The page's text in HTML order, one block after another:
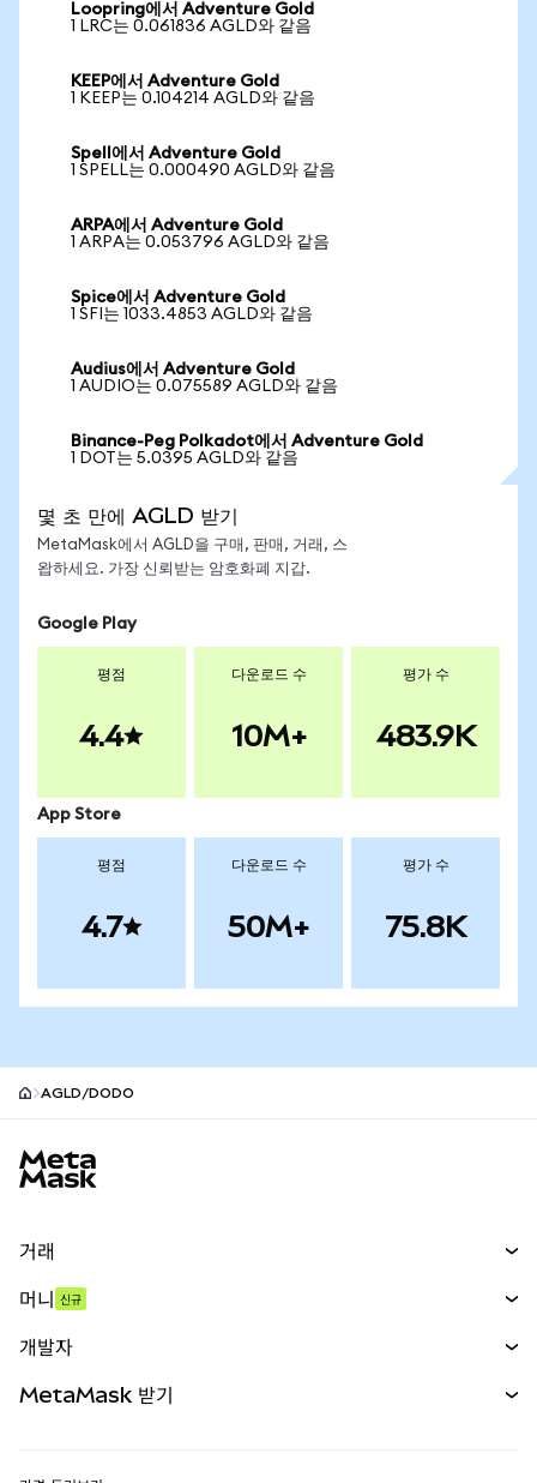
Loopring에서 Adventure Gold
1 LRC는 0.061836 AGLD와 같음
KEEP에서 Adventure Gold
1 KEEP는 0.104214 AGLD와 같음
Spell에서 Adventure Gold
1 SPELL는 0.000490 AGLD와 같음
ARPA에서 Adventure Gold
1 ARPA는 0.053796 AGLD와 같음
Spice에서 Adventure Gold
1 SFI는 1033.4853 AGLD와 같음
Audius에서 Adventure Gold
1 AUDIO는 0.075589 AGLD와 같음
Binance-Peg Polkadot에서 Adventure Gold
1 DOT는 5.0395 AGLD와 같음
몇 초 만에 AGLD 받기
MetaMask에서 AGLD을 구매, 판매, 거래, 스
왑하세요. 가장 신뢰받는 암호화폐 지갑.
Google Play
평점
4.4
다운로드 수
10M+
평가 수
483.9K
App Store
평점
4.7
다운로드 수
50M+
평가 수
75.8K
AGLD/DODO
거래
무기한 선물
실물자산
머니 신규
개발자
MetaMask 받기